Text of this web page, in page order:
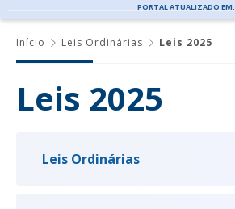
PORTAL ATUALIZADO EM:
Início Leis Ordinárias Leis 2025
Leis 2025
Leis Ordinárias